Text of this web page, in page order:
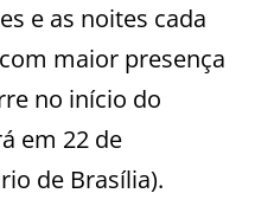
e as noites cada
maior presença
no início do
em 22 de
de Brasília).